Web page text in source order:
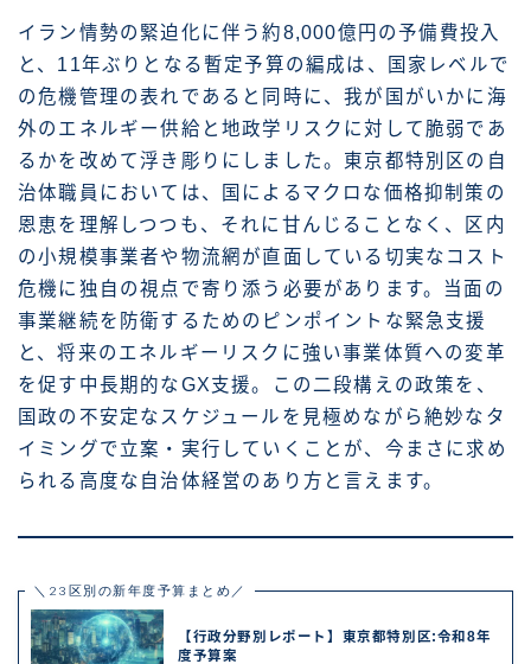
イラン情勢の緊迫化に伴う約8,000億円の予備費投入
と、11年ぶりとなる暫定予算の編成は、国家レベルで
の危機管理の表れであると同時に、我が国がいかに海
外のエネルギー供給と地政学リスクに対して脆弱であ
るかを改めて浮き彫りにしました。東京都特別区の自
治体職員においては、国によるマクロな価格抑制策の
恩恵を理解しつつも、それに甘んじることなく、区内
の小規模事業者や物流網が直面している切実なコスト
危機に独自の視点で寄り添う必要があります。当面の
事業継続を防衛するためのピンポイントな緊急支援
と、将来のエネルギーリスクに強い事業体質への変革
を促す中長期的なGX支援。この二段構えの政策を、
国政の不安定なスケジュールを見極めながら絶妙なタ
イミングで立案・実行していくことが、今まさに求め
られる高度な自治体経営のあり方と言えます。
＼23区別の新年度予算まとめ／
【行政分野別レポート】東京都特別区:令和8年
度予算案